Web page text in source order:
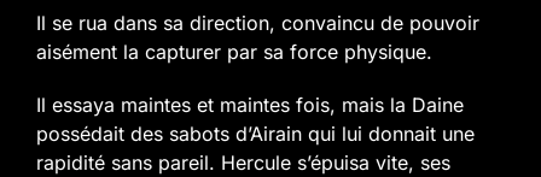
Il se rua dans sa direction, convaincu de pouvoir
aisément la capturer par sa force physique.
Il essaya maintes et maintes fois, mais la Daine
possédait des sabots d’Airain qui lui donnait une
rapidité sans pareil. Hercule s’épuisa vite, ses